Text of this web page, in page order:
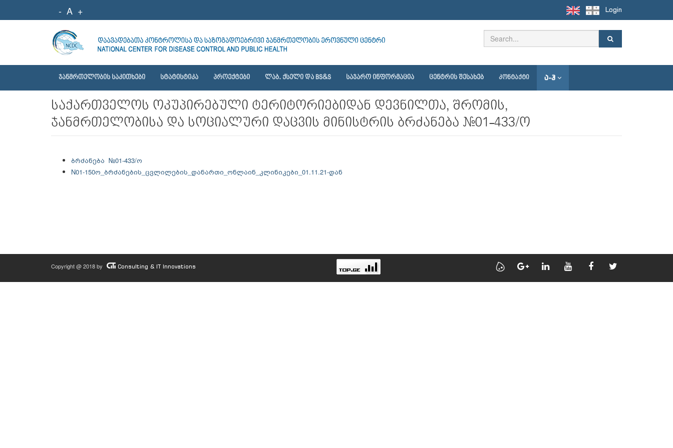
- A + Login
ᲯᲐᲜᲛᲠᲗᲔᲚᲝᲑᲘᲡ ᲡᲐᲙᲘᲗᲮᲔᲑᲘ ᲡᲢᲐᲢᲘᲡᲢᲘᲙᲐ ᲞᲠᲝᲔᲥᲢᲔᲑᲘ ᲚᲐᲑ. ᲥᲡᲔᲚᲘ ᲓᲐ BS&S ᲡᲐᲯᲐᲠᲝ ᲘᲜᲤᲝᲠᲛᲐᲪᲘᲐ ᲪᲔᲜᲢᲠᲘᲡ ᲨᲔᲡᲐᲮᲔᲑ ᲙᲝᲜᲢᲐᲥᲢᲘ Ა-Ჰ
საქართველოს ოკუპირებული ტერიტორიებიდან დევნილთა, შრომის,
ჯანმრთელობისა და სოციალური დაცვის მინისტრის ბრძანება №01-433/ო
ბრძანება №01-433/ო
N01-150ო_ბრძანების_ცვლილების_დანართი_ონლაინ_კლინიკები_01.11.21-დან
Copyright @ 2018 by Consulting & IT Innovations